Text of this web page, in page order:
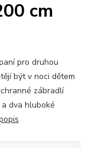
cm
pro druhou
být v noci dětem
zábradlí
dva hluboké